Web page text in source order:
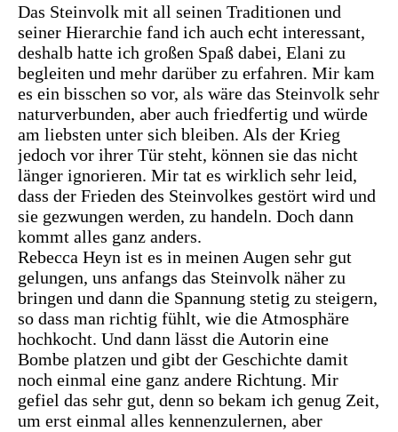
Das Steinvolk mit all seinen Traditionen und
seiner Hierarchie fand ich auch echt interessant,
deshalb hatte ich großen Spaß dabei, Elani zu
begleiten und mehr darüber zu erfahren. Mir kam
es ein bisschen so vor, als wäre das Steinvolk sehr
naturverbunden, aber auch friedfertig und würde
am liebsten unter sich bleiben. Als der Krieg
jedoch vor ihrer Tür steht, können sie das nicht
länger ignorieren. Mir tat es wirklich sehr leid,
dass der Frieden des Steinvolkes gestört wird und
sie gezwungen werden, zu handeln. Doch dann
kommt alles ganz anders.
Rebecca Heyn ist es in meinen Augen sehr gut
gelungen, uns anfangs das Steinvolk näher zu
bringen und dann die Spannung stetig zu steigern,
so dass man richtig fühlt, wie die Atmosphäre
hochkocht. Und dann lässt die Autorin eine
Bombe platzen und gibt der Geschichte damit
noch einmal eine ganz andere Richtung. Mir
gefiel das sehr gut, denn so bekam ich genug Zeit,
um erst einmal alles kennenzulernen, aber